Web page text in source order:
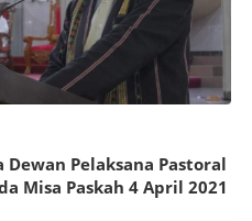
Pelaksana Pastoral
Misa Paskah 4 April 2021